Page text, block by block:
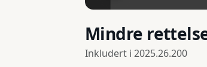
Mindre
Inkludert i 2025.26.200